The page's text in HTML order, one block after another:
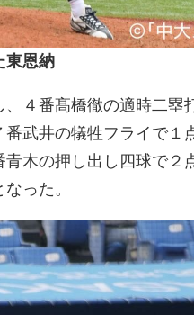
東恩納
４番髙橋徹の適時二塁
武井の犠牲フライで１
木の押し出し四球で２
った。